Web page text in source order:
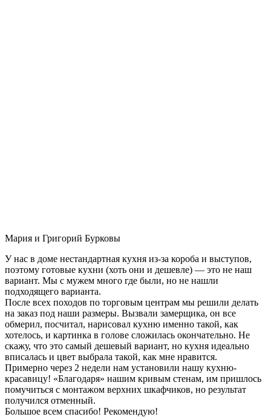
Мария и Григорий Бурковы
У нас в доме нестандартная кухня из-за короба и выступов,
поэтому готовые кухни (хоть они и дешевле) — это не наш
вариант. Мы с мужем много где были, но не нашли
подходящего варианта.
После всех походов по торговым центрам мы решили делать
на заказ под наши размеры. Вызвали замерщика, он все
обмерил, посчитал, нарисовал кухню именно такой, как
хотелось, и картинка в голове сложилась окончательно. Не
скажу, что это самый дешевый вариант, но кухня идеально
вписалась и цвет выбрала такой, как мне нравится.
Примерно через 2 недели нам установили нашу кухню-
красавицу! «Благодаря» нашим кривым стенам, им пришлось
помучиться с монтажом верхних шкафчиков, но результат
получился отменный.
Большое всем спасибо! Рекомендую!